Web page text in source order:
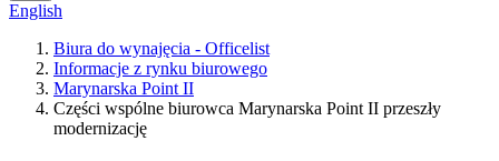
English
Biura do wynajęcia - Officelist
Informacje z rynku biurowego
Marynarska Point II
Części wspólne biurowca Marynarska Point II przeszły
modernizację